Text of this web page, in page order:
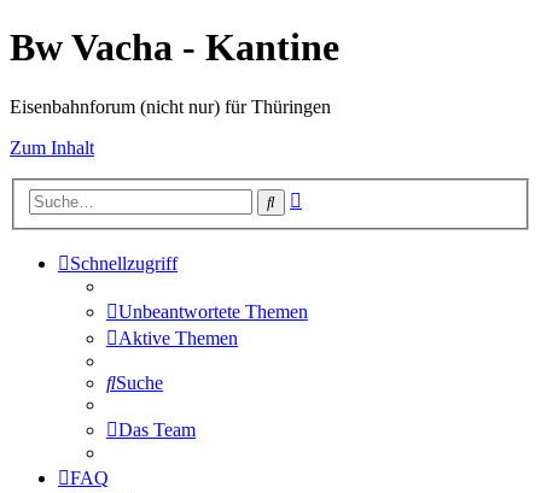
Bw Vacha - Kantine
Eisenbahnforum (nicht nur) für Thüringen
Zum Inhalt
Suche
Schnellzugriff
Unbeantwortete Themen
Aktive Themen
Suche
Das Team
FAQ